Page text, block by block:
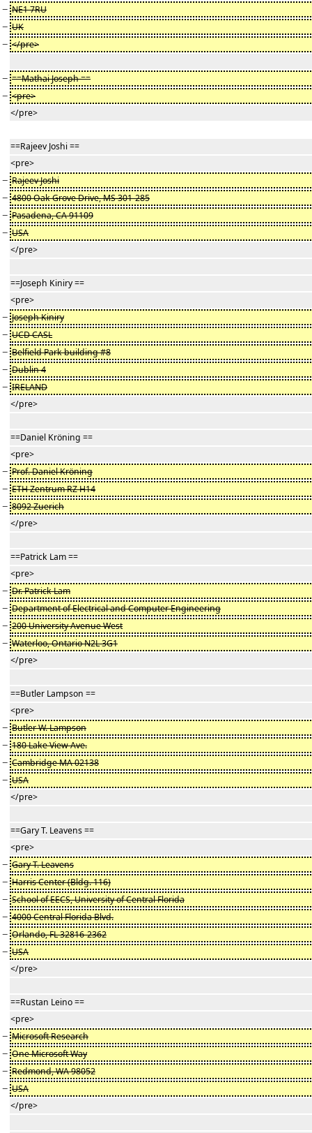
− NE1 7RU
− UK
− </pre>
− ==Mathai Joseph ==
− <pre>
</pre>
==Rajeev Joshi ==
<pre>
− Rajeev Joshi
− 4800 Oak Grove Drive, MS 301-285
− Pasadena, CA 91109
− USA
</pre>
==Joseph Kiniry ==
<pre>
− Joseph Kiniry
− UCD CASL
− Belfield Park building #8
− Dublin 4
− IRELAND
</pre>
==Daniel Kröning ==
<pre>
− Prof. Daniel Kröning
− ETH Zentrum RZ H14
− 8092 Zuerich
</pre>
==Patrick Lam ==
<pre>
− Dr. Patrick Lam
− Department of Electrical and Computer Engineering
− 200 University Avenue West
− Waterloo, Ontario N2L 3G1
</pre>
==Butler Lampson ==
<pre>
− Butler W. Lampson
− 180 Lake View Ave.
− Cambridge MA 02138
− USA
</pre>
==Gary T. Leavens ==
<pre>
− Gary T. Leavens
− Harris Center (Bldg. 116)
− School of EECS, University of Central Florida
− 4000 Central Florida Blvd.
− Orlando, FL 32816-2362
− USA
</pre>
==Rustan Leino ==
<pre>
− Microsoft Research
− One Microsoft Way
− Redmond, WA 98052
− USA
</pre>